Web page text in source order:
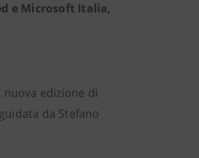
e Microsoft Italia,
edizione di
da Stefano